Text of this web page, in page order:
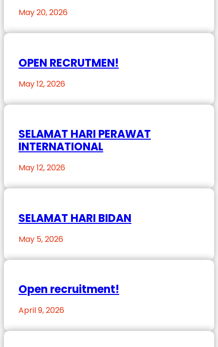
May 20, 2026
OPEN RECRUTMEN!
May 12, 2026
SELAMAT HARI PERAWAT
INTERNATIONAL
May 12, 2026
SELAMAT HARI BIDAN
May 5, 2026
Open recruitment!
April 9, 2026